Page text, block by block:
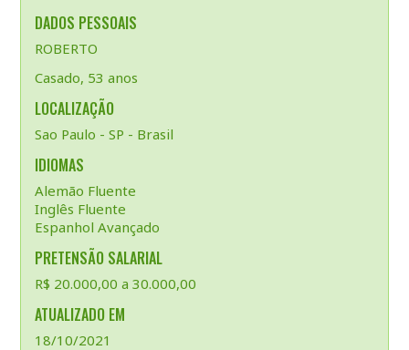
DADOS PESSOAIS
ROBERTO
Casado, 53 anos
LOCALIZAÇÃO
Sao Paulo - SP - Brasil
IDIOMAS
Alemão Fluente
Inglês Fluente
Espanhol Avançado
PRETENSÃO SALARIAL
R$ 20.000,00 a 30.000,00
ATUALIZADO EM
18/10/2021